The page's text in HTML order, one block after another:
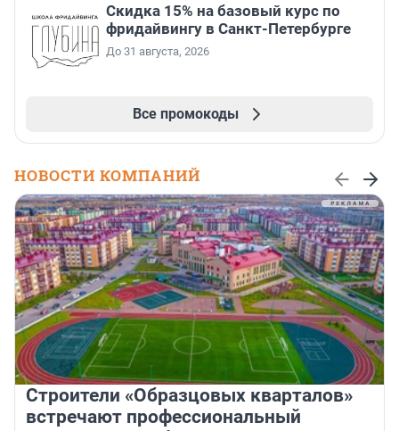
Скидка 15% на базовый курс по
фридайвингу в Санкт-Петербурге
До 31 августа, 2026
Все промокоды
НОВОСТИ КОМПАНИЙ
Строители «Образцовых кварталов»
встречают профессиональный